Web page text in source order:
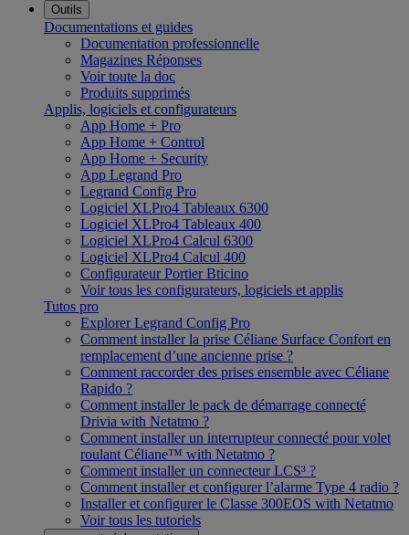
Outils
Documentations et guides
Documentation professionnelle
Magazines Réponses
Voir toute la doc
Produits supprimés
Applis, logiciels et configurateurs
App Home + Pro
App Home + Control
App Home + Security
App Legrand Pro
Legrand Config Pro
Logiciel XLPro4 Tableaux 6300
Logiciel XLPro4 Tableaux 400
Logiciel XLPro4 Calcul 6300
Logiciel XLPro4 Calcul 400
Configurateur Portier Bticino
Voir tous les configurateurs, logiciels et applis
Tutos pro
Explorer Legrand Config Pro
Comment installer la prise Céliane Surface Confort en
remplacement d’une ancienne prise ?
Comment raccorder des prises ensemble avec Céliane
Rapido ?
Comment installer le pack de démarrage connecté
Drivia with Netatmo ?
Comment installer un interrupteur connecté pour volet
roulant Céliane™ with Netatmo ?
Comment installer un connecteur LCS³ ?
Comment installer et configurer l’alarme Type 4 radio ?
Installer et configurer le Classe 300EOS with Netatmo
Voir tous les tutoriels